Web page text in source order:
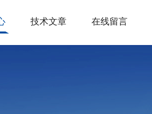
技术文章 在线留言